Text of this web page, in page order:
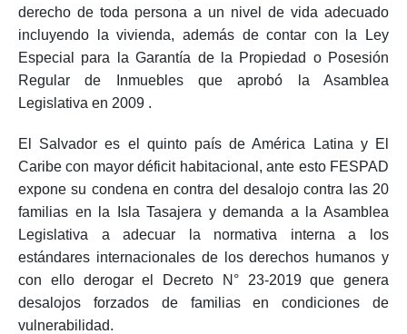
derecho de toda persona a un nivel de vida adecuado
incluyendo la vivienda, además de contar con la Ley
Especial para la Garantía de la Propiedad o Posesión
Regular de Inmuebles que aprobó la Asamblea
Legislativa en 2009 .
El Salvador es el quinto país de América Latina y El
Caribe con mayor déficit habitacional, ante esto FESPAD
expone su condena en contra del desalojo contra las 20
familias en la Isla Tasajera y demanda a la Asamblea
Legislativa a adecuar la normativa interna a los
estándares internacionales de los derechos humanos y
con ello derogar el Decreto N° 23-2019 que genera
desalojos forzados de familias en condiciones de
vulnerabilidad.